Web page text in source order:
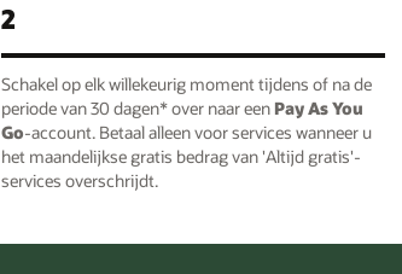
2
Schakel op elk willekeurig moment tijdens of na de
periode van 30 dagen* over naar een Pay As You
Go-account. Betaal alleen voor services wanneer u
het maandelijkse gratis bedrag van 'Altijd gratis'-
services overschrijdt.